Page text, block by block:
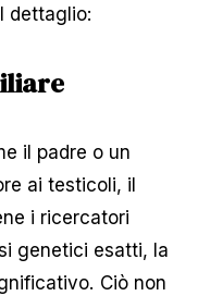
dettaglio:
il padre o un
ai testicoli, il
i ricercatori
genetici esatti, la
Ciò non